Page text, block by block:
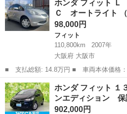
Ｖ ＲＳ 新品タイヤ／保証書／純正 ９
センシング...
ホンダ フィット
Ｃ オートライト （
98,000円
フィット
110,800km
2007年
大阪府 大阪市
■ 支払総額: 14.8万円 ■ 車両本体価格： 98,000 円 ■ メーカー
名： ホンダ ■ 車種名： フィット ■
ー ナビ ＥＴＣ オートライト ■ 排
数： ...
大阪 大阪市 フィット
ホンダ フィット １
ンエディション
902,000円